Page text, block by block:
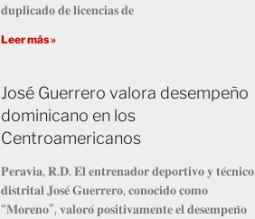
𝐝𝐮𝐩𝐥𝐢𝐜𝐚𝐝𝐨 𝐝𝐞 𝐥𝐢𝐜𝐞𝐧𝐜𝐢𝐚𝐬 𝐝𝐞
Leer más »
José Guerrero valora desempeño
dominicano en los
Centroamericanos
𝐏𝐞𝐫𝐚𝐯𝐢𝐚, 𝐑.𝐃. 𝐄𝐥 𝐞𝐧𝐭𝐫𝐞𝐧𝐚𝐝𝐨𝐫 𝐝𝐞𝐩𝐨𝐫𝐭𝐢𝐯𝐨 𝐲 𝐭𝐞́𝐜𝐧𝐢𝐜𝐨
𝐝𝐢𝐬𝐭𝐫𝐢𝐭𝐚𝐥 𝐉𝐨𝐬𝐞́ 𝐆𝐮𝐞𝐫𝐫𝐞𝐫𝐨, 𝐜𝐨𝐧𝐨𝐜𝐢𝐝𝐨 𝐜𝐨𝐦𝐨
“𝐌𝐨𝐫𝐞𝐧𝐨”, 𝐯𝐚𝐥𝐨𝐫𝐨́ 𝐩𝐨𝐬𝐢𝐭𝐢𝐯𝐚𝐦𝐞𝐧𝐭𝐞 𝐞𝐥 𝐝𝐞𝐬𝐞𝐦𝐩𝐞𝐧̃𝐨